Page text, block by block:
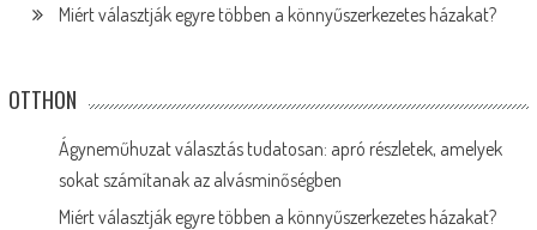
Miért választják egyre többen a könnyűszerkezetes házakat?
OTTHON
Ágyneműhuzat választás tudatosan: apró részletek, amelyek
sokat számítanak az alvásminőségben
Miért választják egyre többen a könnyűszerkezetes házakat?